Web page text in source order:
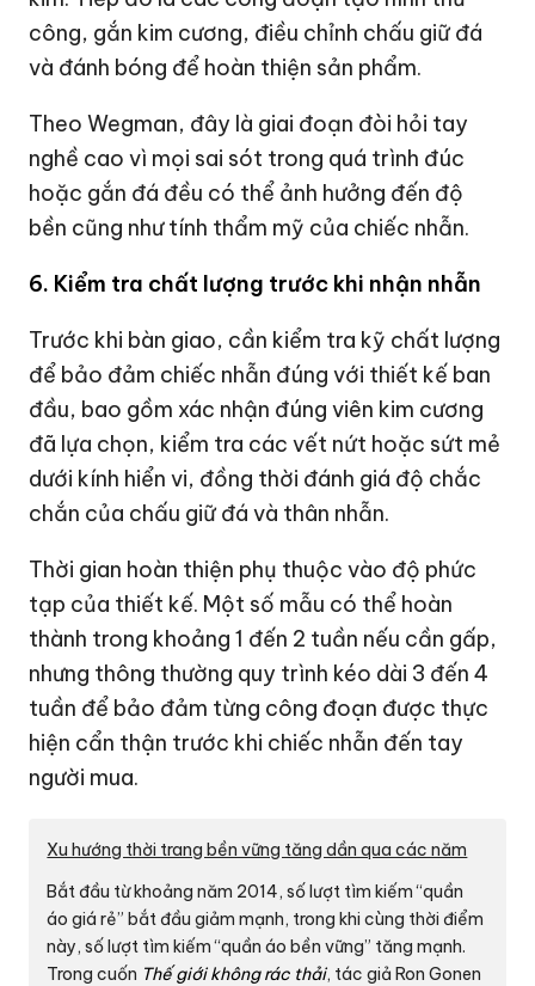
công, gắn kim cương, điều chỉnh chấu giữ đá
và đánh bóng để hoàn thiện sản phẩm.
Theo Wegman, đây là giai đoạn đòi hỏi tay
nghề cao vì mọi sai sót trong quá trình đúc
hoặc gắn đá đều có thể ảnh hưởng đến độ
bền cũng như tính thẩm mỹ của chiếc nhẫn.
6. Kiểm tra chất lượng trước khi nhận nhẫn
Trước khi bàn giao, cần kiểm tra kỹ chất lượng
để bảo đảm chiếc nhẫn đúng với thiết kế ban
đầu, bao gồm xác nhận đúng viên kim cương
đã lựa chọn, kiểm tra các vết nứt hoặc sứt mẻ
dưới kính hiển vi, đồng thời đánh giá độ chắc
chắn của chấu giữ đá và thân nhẫn.
Thời gian hoàn thiện phụ thuộc vào độ phức
tạp của thiết kế. Một số mẫu có thể hoàn
thành trong khoảng 1 đến 2 tuần nếu cần gấp,
nhưng thông thường quy trình kéo dài 3 đến 4
tuần để bảo đảm từng công đoạn được thực
hiện cẩn thận trước khi chiếc nhẫn đến tay
người mua.
Xu hướng thời trang bền vững tăng dần qua các năm
Bắt đầu từ khoảng năm 2014, số lượt tìm kiếm “quần
áo giá rẻ” bắt đầu giảm mạnh, trong khi cùng thời điểm
này, số lượt tìm kiếm “quần áo bền vững” tăng mạnh.
Trong cuốn Thế giới không rác thải, tác giả Ron Gonen